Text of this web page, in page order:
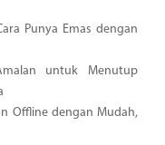
Punya Emas dengan
untuk Menutup
Offline dengan Mudah,